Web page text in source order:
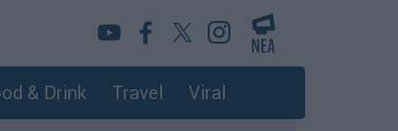
& Drink Travel Viral